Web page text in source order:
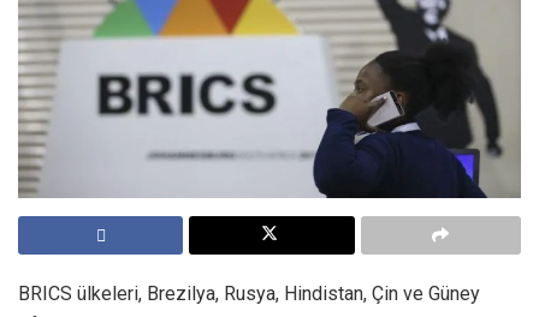
BRICS ülkeleri, Brezilya, Rusya, Hindistan, Çin ve Güney